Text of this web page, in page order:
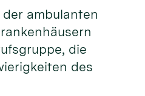
ambulanten
die
des